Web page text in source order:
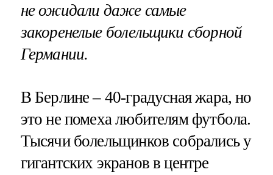
не ожидали даже самые
закоренелые болельщики сборной
Германии.
В Берлине – 40-градусная жара, но
это не помеха любителям футбола.
Тысячи болельщинков собрались у
гигантских экранов в центре